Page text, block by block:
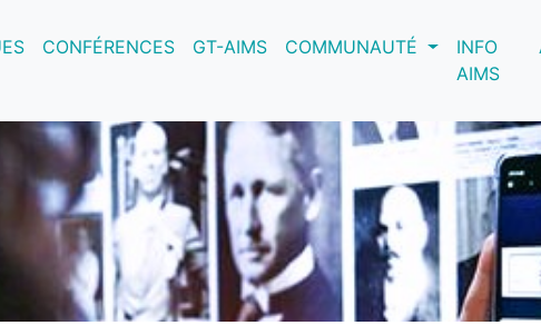
CONFÉRENCES GT-AIMS COMMUNAUTÉ
INFO
AIMS